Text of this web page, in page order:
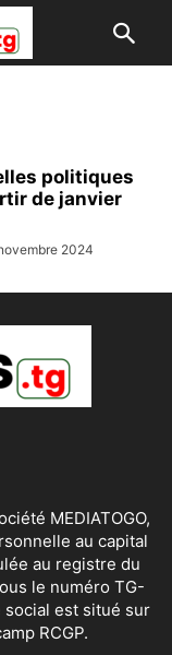
politiques
de janvier
2024
MEDIATOGO,
au capital
au registre du
le numéro TG-
social est situé sur
RCGP.